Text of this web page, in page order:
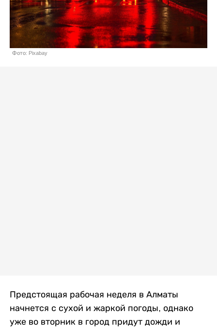
Фото: Pixabay
Предстоящая рабочая неделя в Алматы
начнется с сухой и жаркой погоды, однако
уже во вторник в город придут дожди и